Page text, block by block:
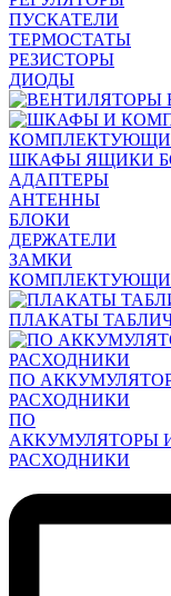
ПУСКАТЕЛИ
ТЕРМОСТАТЫ
РЕЗИСТОРЫ
ДИОДЫ
ШКАФЫ ЯЩИКИ
АДАПТЕРЫ
АНТЕННЫ
БЛОКИ
ДЕРЖАТЕЛИ
ЗАМКИ
ПЛАКАТЫ
ПО
РАСХОДНИКИ
ПО
АККУМУЛЯТОРЫ
РАСХОДНИКИ